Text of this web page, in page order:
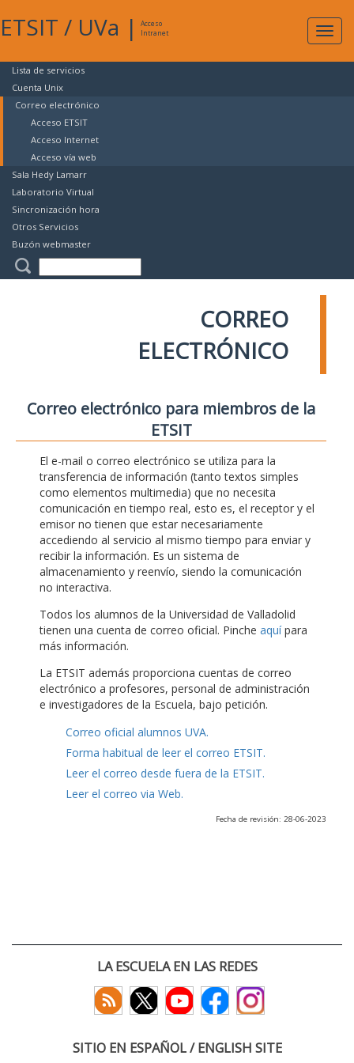
ETSIT / UVa |
Acceso
Intranet
Lista de servicios
Cuenta Unix
Correo electrónico
Acceso ETSIT
Acceso Internet
Acceso vía web
Sala Hedy Lamarr
Laboratorio Virtual
Sincronización hora
Otros Servicios
Buzón webmaster
CORREO
ELECTRÓNICO
Correo electrónico para miembros de la
ETSIT
El e-mail o correo electrónico se utiliza para la
transferencia de información (tanto textos simples
como elementos multimedia) que no necesita
comunicación en tiempo real, esto es, el receptor y el
emisor no tienen que estar necesariamente
accediendo al servicio al mismo tiempo para enviar y
recibir la información. Es un sistema de
almacenamiento y reenvío, siendo la comunicación
no interactiva.
Todos los alumnos de la Universidad de Valladolid
tienen una cuenta de correo oficial. Pinche aquípara
más información.
La ETSIT además proporciona cuentas de correo
electrónico a profesores, personal de administración
e investigadores de la Escuela, bajo petición.
Correo oficial alumnos UVA.
Forma habitual de leer el correo ETSIT.
Leer el correo desde fuera de la ETSIT.
Leer el correo via Web.
Fecha de revisión: 28-06-2023
LA ESCUELA EN LAS REDES
SITIO EN ESPAÑOL / ENGLISH SITE